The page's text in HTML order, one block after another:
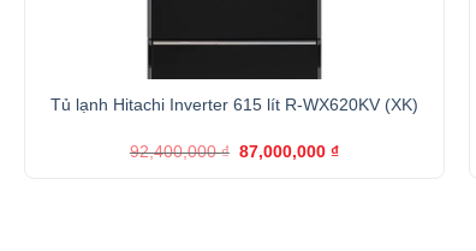
Tủ lạnh Hitachi Inverter 615 lít R-WX620KV (XK)
92,400,000₫ Giá
gốc
87,000,000₫Giá